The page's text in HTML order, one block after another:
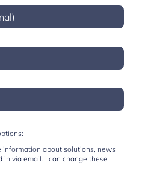
information about solutions, news
in via email. I can change these